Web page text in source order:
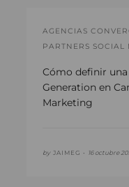
AGENCIAS
PARTNERS SOCIAL
Cómo definir
Generation en
Marketing
by JAIMEG • 16 octubre